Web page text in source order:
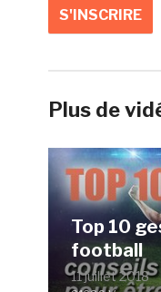
Plus de
Top 10
football
11 juillet 2018